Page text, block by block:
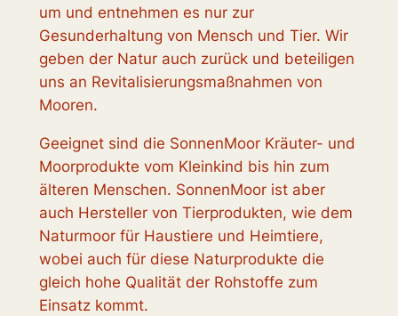
um und entnehmen es nur zur
Gesunderhaltung von Mensch und Tier. Wir
geben der Natur auch zurück und beteiligen
uns an Revitalisierungsmaßnahmen von
Mooren.
Geeignet sind die SonnenMoor Kräuter- und
Moorprodukte vom Kleinkind bis hin zum
älteren Menschen. SonnenMoor ist aber
auch Hersteller von Tierprodukten, wie dem
Naturmoor für Haustiere und Heimtiere,
wobei auch für diese Naturprodukte die
gleich hohe Qualität der Rohstoffe zum
Einsatz kommt.